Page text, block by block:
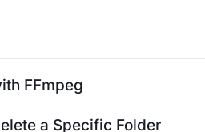
FFmpeg
a Specific Folder